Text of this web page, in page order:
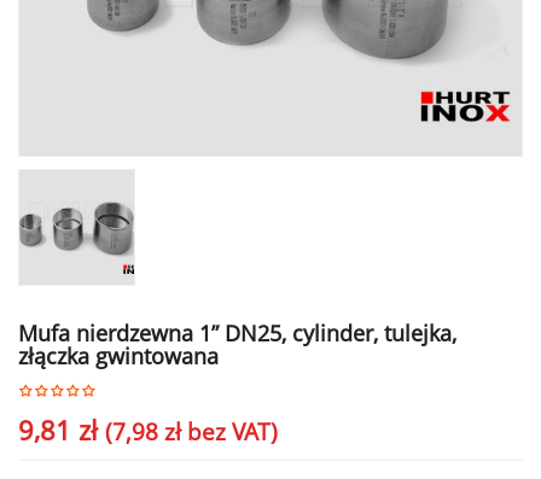
Mufa nierdzewna 1” DN25, cylinder, tulejka,
złączka gwintowana
9,81 zł (7,98 złbez VAT)